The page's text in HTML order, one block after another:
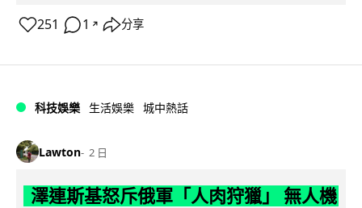
251 1 ↗ 分享
科技娛樂 生活娛樂 城中熱話
Lawton 2 日
澤連斯基怒斥俄軍「人肉狩獵」 無人機